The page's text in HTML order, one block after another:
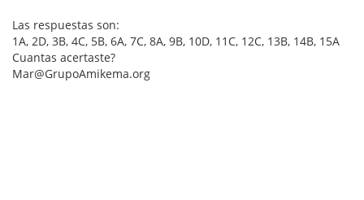
Las respuestas son:
1A, 2D, 3B, 4C, 5B, 6A, 7C, 8A, 9B, 10D, 11C, 12C, 13B, 14B, 15A
Cuantas acertaste?
Mar@GrupoAmikema.org